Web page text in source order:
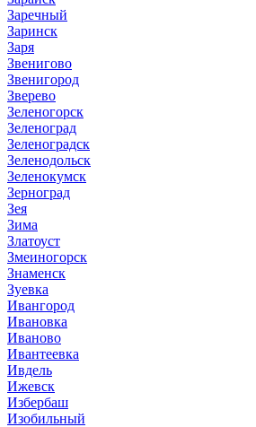
Заречный
Заринск
Заря
Звенигово
Звенигород
Зверево
Зеленогорск
Зеленоград
Зеленоградск
Зеленодольск
Зеленокумск
Зерноград
Зея
Зима
Златоуст
Змеиногорск
Знаменск
Зуевка
Ивангород
Ивановка
Иваново
Ивантеевка
Ивдель
Ижевск
Избербаш
Изобильный